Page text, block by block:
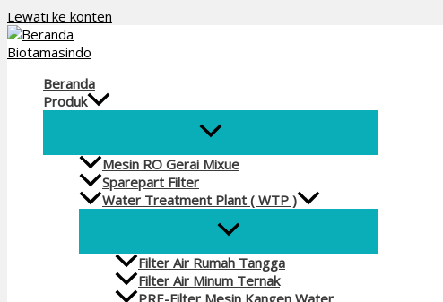
Lewati ke konten
Beranda
Produk
Mesin RO Gerai Mixue
Sparepart Filter
Water Treatment Plant ( WTP )
Filter Air Rumah Tangga
Filter Air Minum Ternak